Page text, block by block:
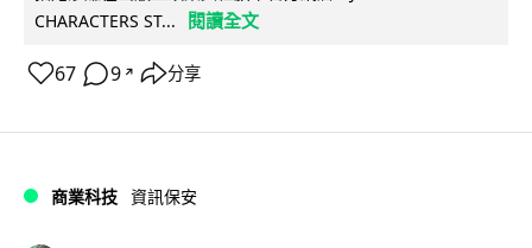
CHARACTERS ST...
閱讀全文
67 9 ↗ 分享
商業科技 資訊保安